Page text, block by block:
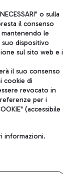
e
13032990155 P.
Fiumicino (RM)
o sulla
il consenso
le
dispositivo
sul sito web e i
il suo consenso
cookie di
revocato in
per i
(accessibile
informazioni.